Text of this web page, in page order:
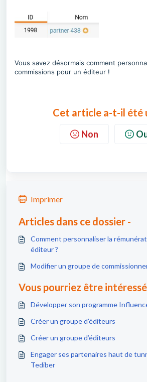
Vous savez désormais comment
commissions pour un éditeur !
Cet article a-t-il été
Non
Imprimer
Articles dans ce dossier -
Comment personnaliser la
éditeur ?
Modifier un groupe de
Vous pourriez être
Développer son programme
Créer un groupe d’éditeurs
Créer un groupe d’éditeurs
Engager ses partenaires haut de
Tediber